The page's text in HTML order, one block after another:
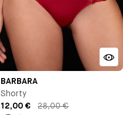
BARBARA
Shorty
12,00 €
28,00 €